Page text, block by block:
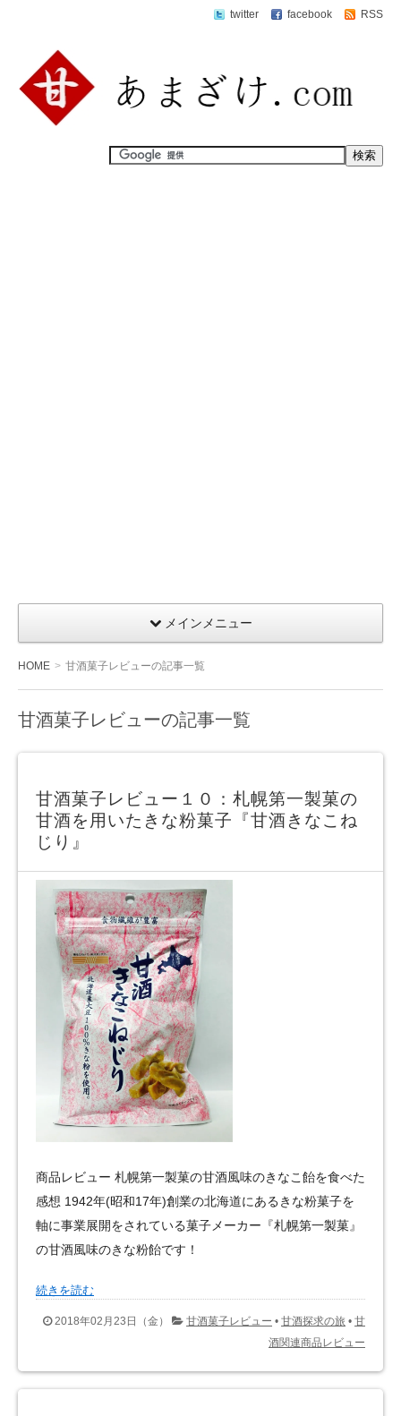
twitter facebook RSS
メインメニュー
HOME 甘酒菓子レビューの記事一覧
甘酒菓子レビューの記事一覧
甘酒菓子レビュー１０：札幌第一製菓の
甘酒を用いたきな粉菓子『甘酒きなこね
じり』
商品レビュー 札幌第一製菓の甘酒風味のきなこ飴を食べた
感想 1942年(昭和17年)創業の北海道にあるきな粉菓子を
軸に事業展開をされている菓子メーカー『札幌第一製菓』
の甘酒風味のきな粉飴です！
続きを読む
2018年02月23日（金） 甘酒菓子レビュー • 甘酒探求の旅 • 甘
酒関連商品レビュー